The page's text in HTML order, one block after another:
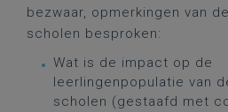
bezwaar, opmerkingen van
scholen besproken:
Wat is de impact op de
leerlingenpopulatie van
scholen (gestaafd met